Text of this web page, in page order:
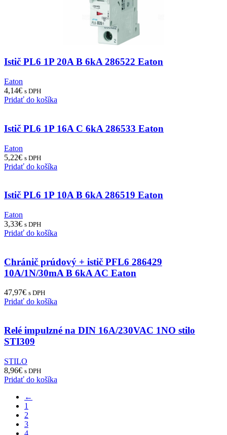
Istič PL6 1P 20A B 6kA 286522 Eaton
Eaton
4,14€ s DPH
Pridať do košíka
Istič PL6 1P 16A C 6kA 286533 Eaton
Eaton
5,22€ s DPH
Pridať do košíka
Istič PL6 1P 10A B 6kA 286519 Eaton
Eaton
3,33€ s DPH
Pridať do košíka
Chránič prúdový + istič PFL6 286429
10A/1N/30mA B 6kA AC Eaton
47,97€ s DPH
Pridať do košíka
Relé impulzné na DIN 16A/230VAC 1NO stilo
STI309
STILO
8,96€ s DPH
Pridať do košíka
←
1
2
3
4